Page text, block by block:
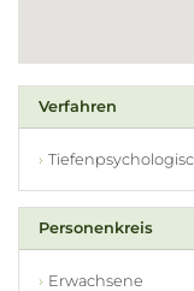
Verfahren
Personenkreis
Erwachsene